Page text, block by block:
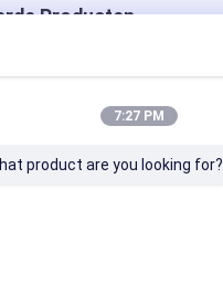
Producten
7:27 PM
product are you looking for?